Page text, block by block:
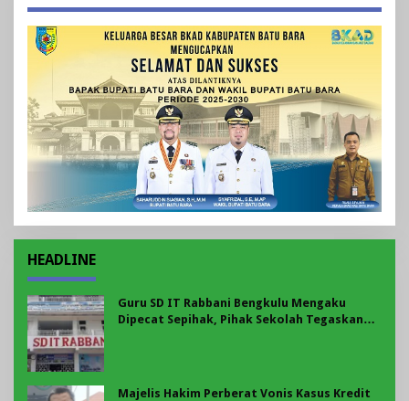
HEADLINE
Guru SD IT Rabbani Bengkulu Mengaku
Dipecat Sepihak, Pihak Sekolah Tegaskan
Majelis Hakim Perberat Vonis Kasus Kredit